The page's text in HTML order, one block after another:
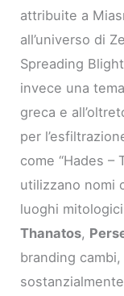
attribuite a
all’universo di
Spreading
invece una
greca e
per
come “Hades –
utilizzano nomi
luoghi
Thanatos,
branding